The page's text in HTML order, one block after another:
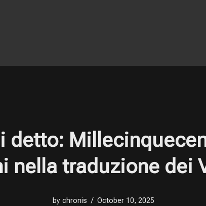
detto:
nella traduzione dei
by chronis October 10, 2025